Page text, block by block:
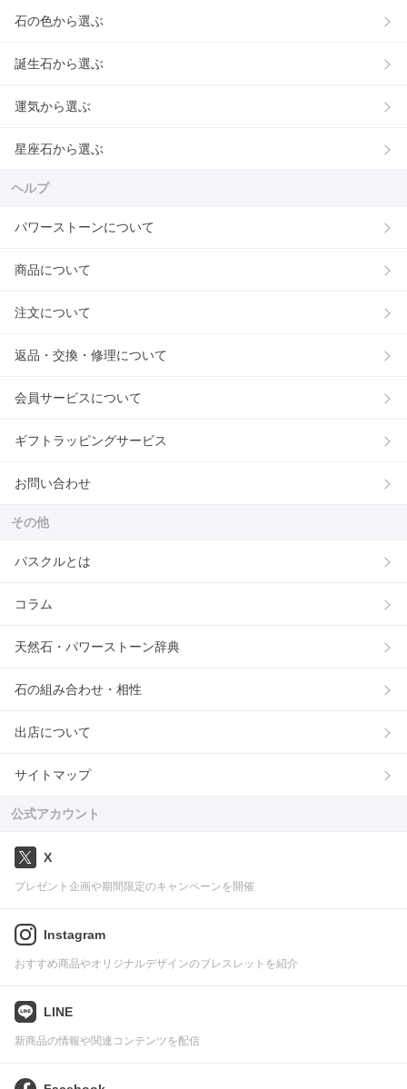
石の色から選ぶ
誕生石から選ぶ
運気から選ぶ
星座石から選ぶ
ヘルプ
パワーストーンについて
商品について
注文について
返品・交換・修理について
会員サービスについて
ギフトラッピングサービス
お問い合わせ
その他
パスクルとは
コラム
天然石・パワーストーン辞典
石の組み合わせ・相性
出店について
サイトマップ
公式アカウント
X
プレゼント企画や期間限定のキャンペーンを開催
Instagram
おすすめ商品やオリジナルデザインのブレスレットを紹介
LINE
新商品の情報や関連コンテンツを配信